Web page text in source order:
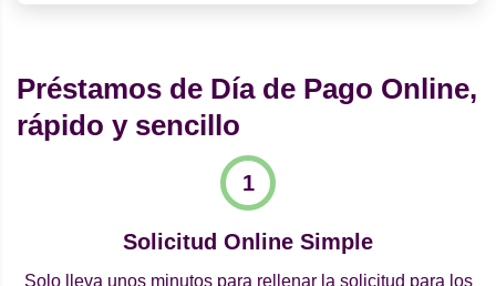
Préstamos de Día de Pago Online,
rápido y sencillo
Solicitud Online Simple
Solo lleva unos minutos para rellenar la solicitud para los